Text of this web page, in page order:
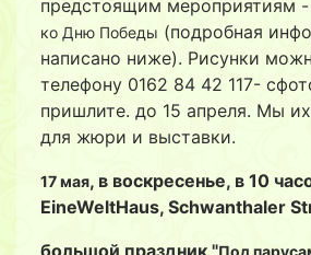
предстоящим мероприятиям
ко Дню Победы (подробная
написано ниже). Рисунки
телефону 0162 84 42 117-
пришлите. до 15 апреля. Мы
для жюри и выставки.
17 мая, в воскресенье, в 10
EineWeltHaus, Schwanthaler
большой праздник "Под